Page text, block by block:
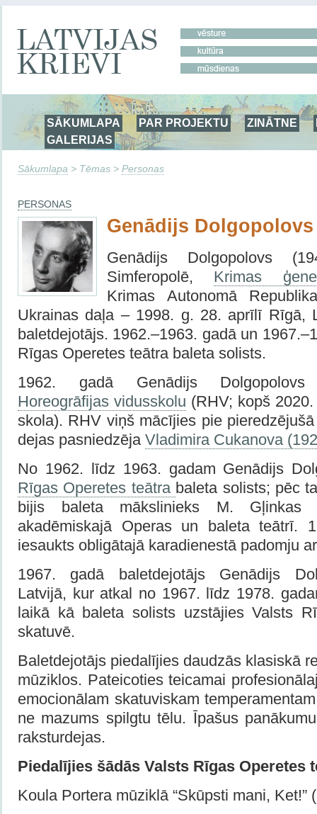
SĀKUMLAPA PAR PROJEKTU ZINĀTNE
GALERIJAS
Sākumlapa > Tēmas > Personas
PERSONAS
Genādijs Dolgopolovs
Genādijs Dolgopolovs
Simferopolē, Krimas
Krimas Autonomā
Ukrainas daļa – 1998. g. 28. aprīlī Rīgā,
baletdejotājs. 1962.–1963. gadā un
Rīgas Operetes teātra baleta solists.
1962. gadā Genādijs
Horeogrāfijas vidusskolu (RHV; kopš
skola). RHV viņš mācījies pie
dejas pasniedzēja Vladimira Cukanova
No 1962. līdz 1963. gadam Genādijs
Rīgas Operetes teātra baleta solists; pēc
bijis baleta mākslinieks M. Gļinkas
akadēmiskajā Operas un baleta teātrī.
iesaukts obligātajā karadienestā padomju
1967. gadā baletdejotājs Genādijs
Latvijā, kur atkal no 1967. līdz 1978.
laikā kā baleta solists uzstājies Valsts
skatuvē.
Baletdejotājs piedalījies daudzās klasiskā
mūziklos. Pateicoties teicamai
emocionālam skatuviskam
ne mazums spilgtu tēlu. Īpašus
raksturdejas.
Piedalījies šādās Valsts Rīgas Operetes
Koula Portera mūziklā “Skūpsti mani, Ket!”